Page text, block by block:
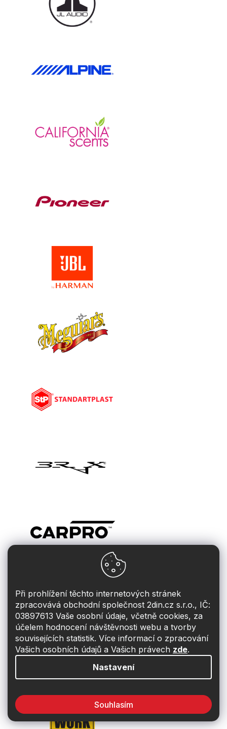
Při prohlížení těchto internetových stránek
zpracovává obchodní společnost 2din.cz s.r.o., IČ:
03897613 Vaše osobní údaje, včetně cookies, za
účelem hodnocení návštěvnosti webu a tvorby
souvisejících statistik. Více informací o zpracování
Vašich osobních údajů a Vašich právech zde.
Nastavení
Souhlasím